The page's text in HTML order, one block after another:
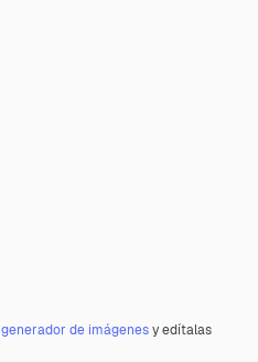
generador de imágenesy edítalas